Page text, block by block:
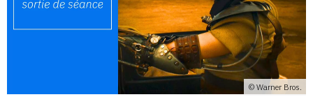
© Warner Bros.